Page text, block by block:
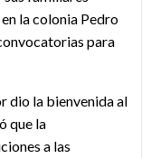
la colonia Pedro
para
dio la bienvenida al
que la
a las